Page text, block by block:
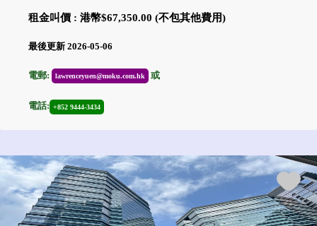
租金叫價 : 港幣$67,350.00 (不包其他費用)
最後更新 2026-05-06
電郵: lawrenceyuen@moku.com.hk 或
電話: +852 9444-3434